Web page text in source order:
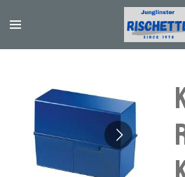
au